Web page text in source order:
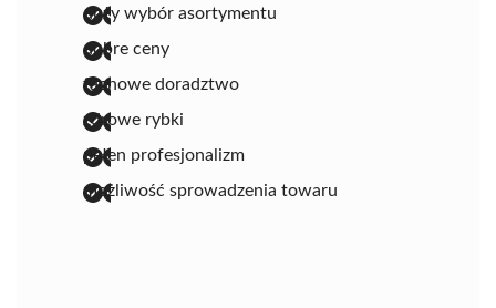
duży wybór asortymentu
dobre ceny
fachowe doradztwo
zdrowe rybki
pełen profesjonalizm
możliwość sprowadzenia towaru